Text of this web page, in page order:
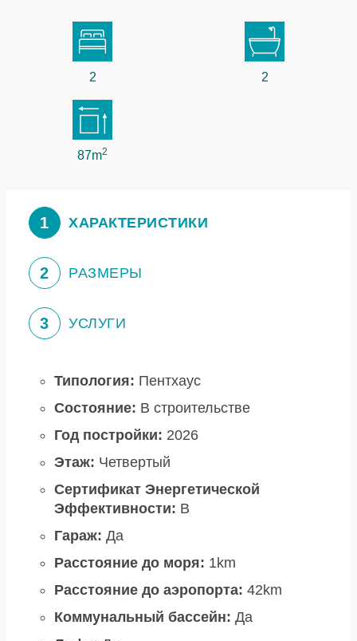
2 2
87m2
1 ХАРАКТЕРИСТИКИ
2 РАЗМЕРЫ
3 УСЛУГИ
Типология: Пентхаус
Состояние: В строительстве
Год постройки: 2026
Этаж: Четвертый
Сертификат Энергетической
Эффективности: B
Гараж: Да
Расстояние до моря: 1km
Расстояние до аэропорта: 42km
Коммунальный бассейн: Да